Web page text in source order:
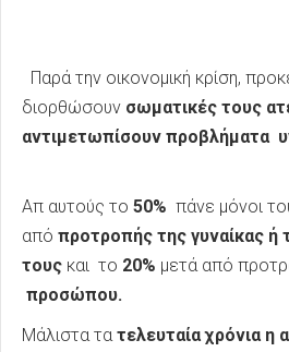
Παρά την οικονομική κρίση,
διορθώσουν σωματικές τους
αντιμετωπίσουν προβλήματα
Απ αυτούς το 50% πάνε μόνοι
από προτροπής της γυναίκας ή
τους και το 20% μετά από
προσώπου.
Μάλιστα τατελευταία χρόνια η